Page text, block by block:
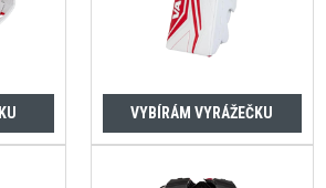
VYBÍRÁM VYRÁŽEČKU